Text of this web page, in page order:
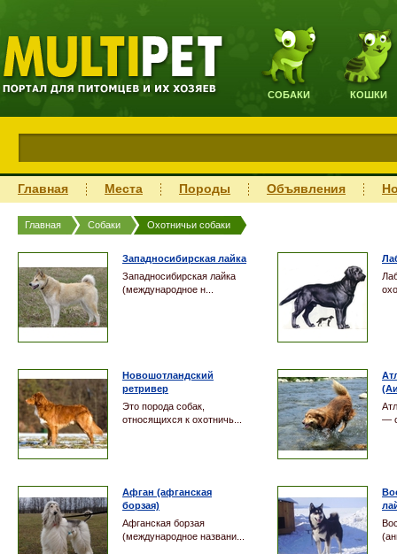
СОБАКИ КОШКИ
Главная Места Породы Объявления
Главная Собаки Охотничьи собаки
Западносибирская лайка
Западносибирская лайка
(международное н...
Новошотландский
ретривер
Это порода собак,
относящихся к охотничь...
—
Афган (афганская
борзая)
Афганская борзая
(международное названи...